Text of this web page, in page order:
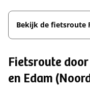
Bekijk de fietsroute
Fietsroute
en Edam